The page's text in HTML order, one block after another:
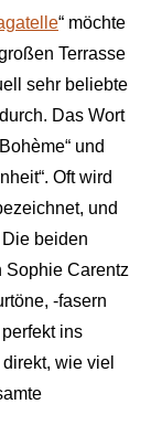
“ möchte
Terrasse
sehr beliebte
Das Wort
und
Oft wird
und
beiden
Sophie Carentz
-fasern
ins
wie viel